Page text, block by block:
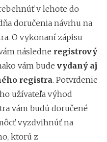
v lehote do
doručenia návrhu na
O vykonaní zápisu
následne registrový
vám bude vydaný aj
registra. Potvrdenie
užívateľa výhod
vám budú doručené
vyzdvihnúť na
ktorú z